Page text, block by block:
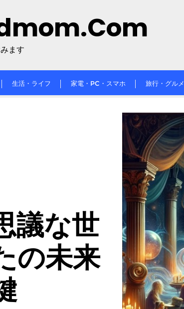
ます
生活・ライフ 家電・PC・スマホ 旅行・グルメ
議な世
の未来